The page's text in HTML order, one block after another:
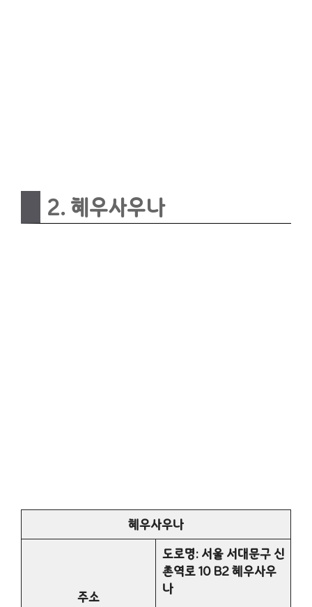
2. 혜우사우나
혜우사우나
주소
도로명: 서울 서대문구 신
촌역로 10 B2 혜우사우
나